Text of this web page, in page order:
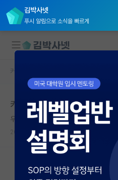
김박사넷
푸시 알림으로 소식을 빠르게
대학원생 모집
국내대학원 정보
연구실&오픈랩
커뮤니티
커뮤니티 홈
커뮤니티 홈
카이스트 디지털인문사회학부
우아한 앙투안 라부아지에
2024.08.05 1 1437